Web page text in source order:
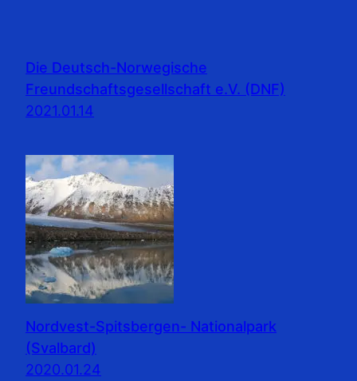
Die Deutsch-Norwegische
Freundschaftsgesellschaft e.V. (DNF)
2021.01.14
Nordvest-Spitsbergen- Nationalpark
(Svalbard)
2020.01.24